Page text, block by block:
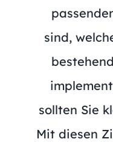
sind,
sollten Sie
Mit diesen